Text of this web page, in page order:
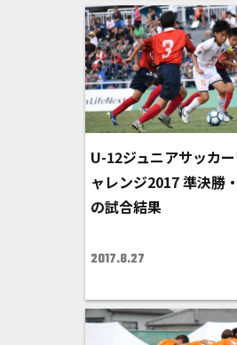
U-12ジュニアサッカ
ャレンジ2017 準決勝
の試合結果
2017.8.27